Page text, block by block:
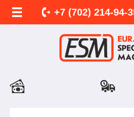
+7 (702) 214-94-